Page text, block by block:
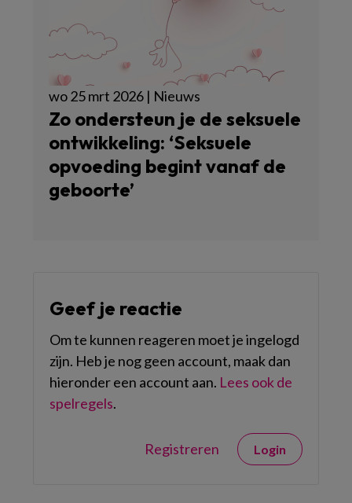
wo 25 mrt 2026 | Nieuws
Zo ondersteun je de seksuele
ontwikkeling: ‘Seksuele
opvoeding begint vanaf de
geboorte’
Geef je reactie
Om te kunnen reageren moet je ingelogd
zijn. Heb je nog geen account, maak dan
hieronder een account aan. Lees ook de
spelregels.
Registreren Login